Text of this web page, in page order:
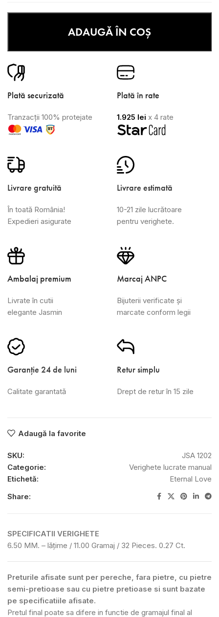
ADAUGĂ ÎN COȘ
Plată securizată
Tranzacții 100% protejate
Plată în rate
1.925 lei x 4 rate
Livrare gratuită
În toată România!
Expedieri asigurate
Livrare estimată
10-21 zile lucrătoare
pentru verighete.
Ambalaj premium
Livrate în cutii
elegante Jasmin
Marcaj ANPC
Bijuterii verificate și
marcate conform legii
Garanție 24 de luni
Calitate garantată
Retur simplu
Drept de retur în 15 zile
Adaugă la favorite
SKU:
JSA 1202
Categorie:
Verighete lucrate manual
Etichetă:
Eternal Love
Share:
SPECIFICATII VERIGHETE
6.50 MM. – lățime / 11.00 Gramaj / 32 Pieces. 0.27 Ct.
Preturile afisate sunt per pereche, fara pietre, cu pietre
semi-pretioase sau cu pietre pretioase si sunt bazate
pe specificatiile afisate.
Pretul final poate sa difere in functie de gramajul final al